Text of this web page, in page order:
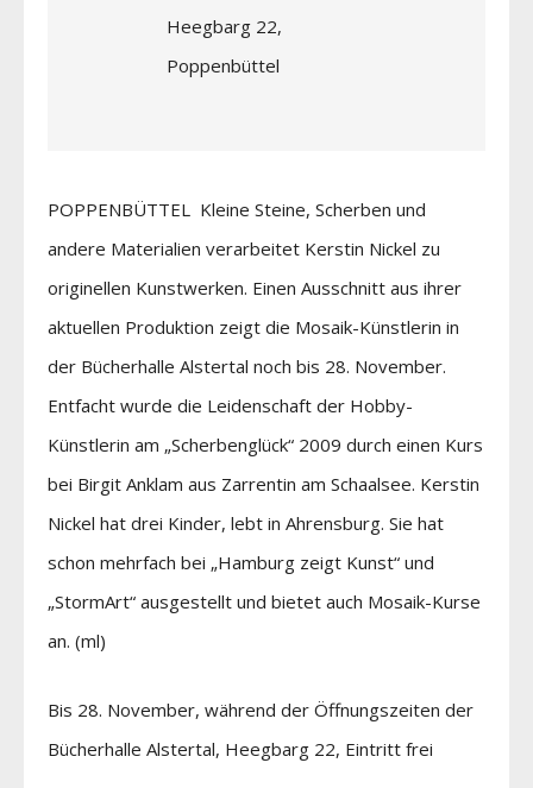
Heegbarg 22,
Poppenbüttel
POPPENBÜTTEL Kleine Steine, Scherben und
andere Materialien verarbeitet Kerstin Nickel zu
originellen Kunstwerken. Einen Ausschnitt aus ihrer
aktuellen Produktion zeigt die Mosaik-Künstlerin in
der Bücherhalle Alstertal noch bis 28. November.
Entfacht wurde die Leidenschaft der Hobby-
Künstlerin am „Scherbenglück“ 2009 durch einen Kurs
bei Birgit Anklam aus Zarrentin am Schaalsee. Kerstin
Nickel hat drei Kinder, lebt in Ahrensburg. Sie hat
schon mehrfach bei „Hamburg zeigt Kunst“ und
„StormArt“ ausgestellt und bietet auch Mosaik-Kurse
an. (ml)
Bis 28. November, während der Öffnungszeiten der
Bücherhalle Alstertal, Heegbarg 22, Eintritt frei